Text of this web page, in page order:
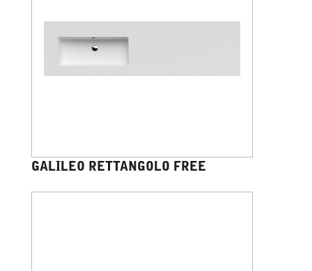
GALILEO RETTANGOLO FREE